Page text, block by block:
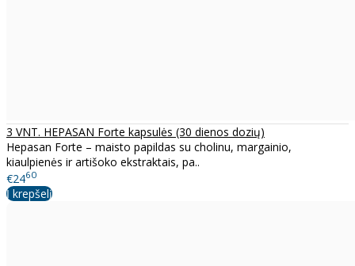
3 VNT. HEPASAN Forte kapsulės (30 dienos dozių)
Hepasan Forte – maisto papildas su cholinu, margainio,
kiaulpienės ir artišoko ekstraktais, pa..
€2460
Į krepšelį